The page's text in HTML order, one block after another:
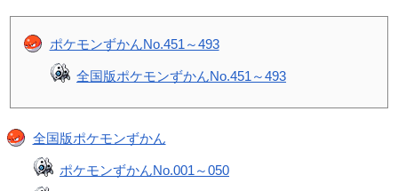
ポケモンずかんNo.451～493
全国版ポケモンずかんNo.451～493
全国版ポケモンずかん
ポケモンずかんNo.001～050